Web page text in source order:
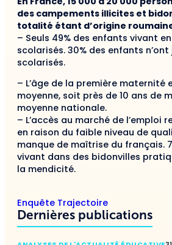
des campements illicites et
totalité étant d’origine
– Seuls 49% des enfants vivant
scolarisés. 30% des enfants
scolarisés.
– L’âge de la première maternité
moyenne, soit près de 10 ans de
moyenne nationale.
– L’accès au marché de l’emploi
en raison du faible niveau de
manque de maîtrise du français.
vivant dans des bidonvilles
la mendicité.
Enquête Trajectoire
Dernières publications